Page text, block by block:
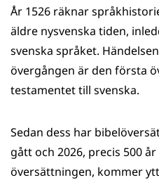
År 1526 räknar
äldre nysvenska tiden,
svenska språket.
övergången är den första
testamentet till svenska.
Sedan dess har
gått och 2026, precis 500
översättningen, kommer